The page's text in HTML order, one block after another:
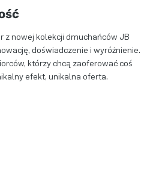
z nowej kolekcji dmuchańców JB
doświadczenie i wyróżnienie.
którzy chcą zaoferować coś
efekt, unikalna oferta.